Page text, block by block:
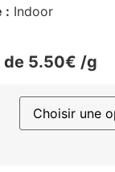
: Indoor
de 5.50€ /g